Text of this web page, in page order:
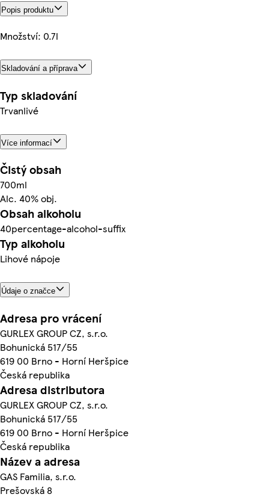
Popis produktu
Množství: 0.7l
Skladování a příprava
Typ skladování
Trvanlivé
Více informací
Čistý obsah
700ml
Alc. 40% obj.
Obsah alkoholu
40percentage-alcohol-suffix
Typ alkoholu
Lihové nápoje
Údaje o značce
Adresa pro vrácení
GURLEX GROUP CZ, s.r.o.
Bohunická 517/55
619 00 Brno - Horní Heršpice
Česká republika
Adresa distributora
GURLEX GROUP CZ, s.r.o.
Bohunická 517/55
619 00 Brno - Horní Heršpice
Česká republika
Název a adresa
GAS Familia, s.r.o.
Prešovská 8